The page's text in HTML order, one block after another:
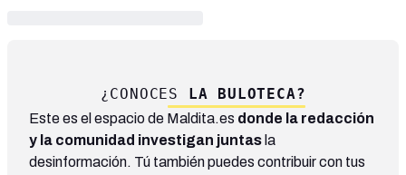
¿CONOCES LA BULOTECA?
Este es el espacio de Maldita.es donde la redacción
y la comunidad investigan juntas la
desinformación. Tú también puedes contribuir con tus